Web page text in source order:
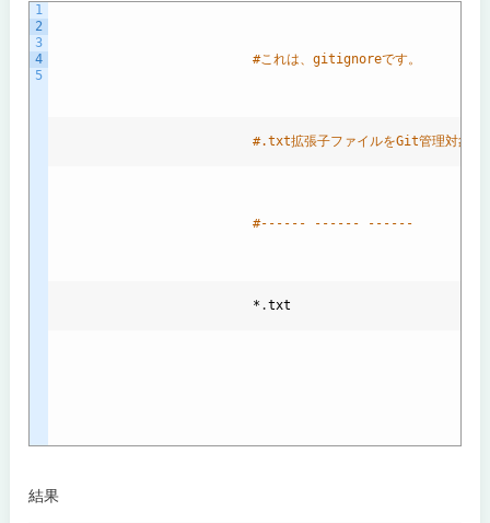
1
2
3
4
5
#これは、gitignoreです。
#.txt拡張子ファイルをGit管理対象外
#------ ------ ------
                          *
.txt
結果